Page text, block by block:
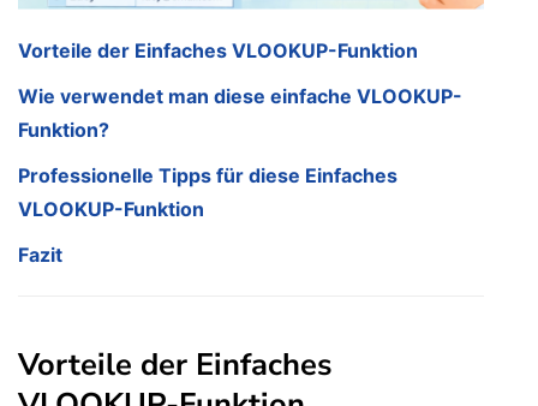
Vorteile der Einfaches VLOOKUP-Funktion
Wie verwendet man diese einfache VLOOKUP-
Funktion?
Professionelle Tipps für diese Einfaches
VLOOKUP-Funktion
Fazit
Vorteile der Einfaches